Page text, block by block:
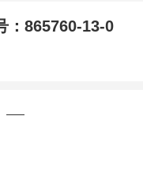
：865760-13-0